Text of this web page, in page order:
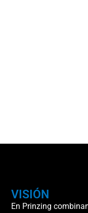
VISIÓN
En Prinzing